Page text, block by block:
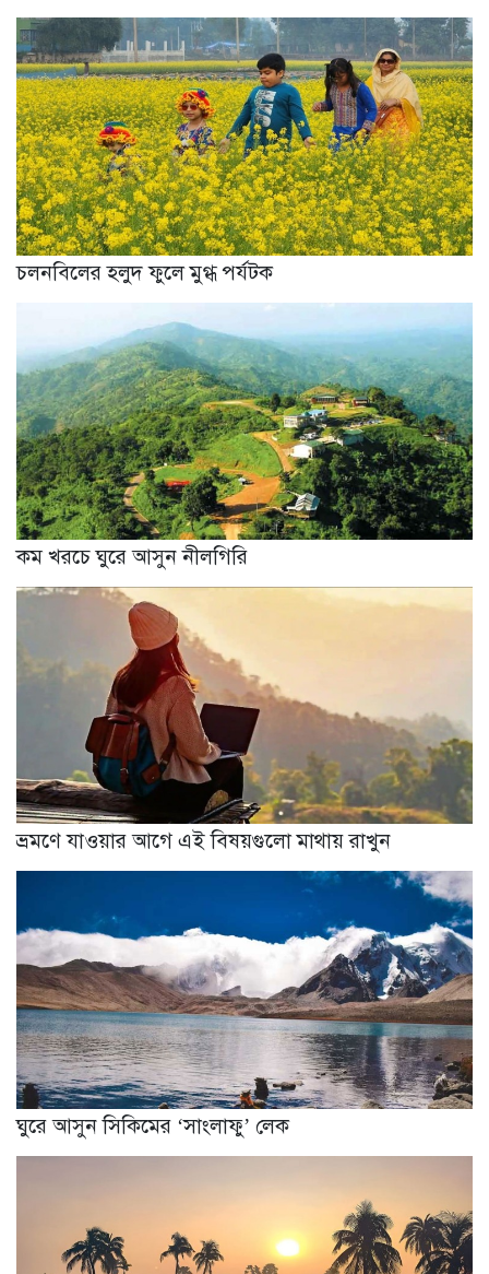
চলনবিলের হলুদ ফুলে মুগ্ধ পর্যটক
কম খরচে ঘুরে আসুন নীলগিরি
ভ্রমণে যাওয়ার আগে এই বিষয়গুলো মাথায় রাখুন
ঘুরে আসুন সিকিমের ‘সাংলাফু’ লেক